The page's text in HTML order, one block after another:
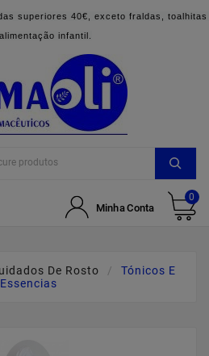
superiores 40€, exceto fraldas, toalhitas
alimentação infantil.
Minha Conta
0
De Rosto
Tónicos E
Essencias